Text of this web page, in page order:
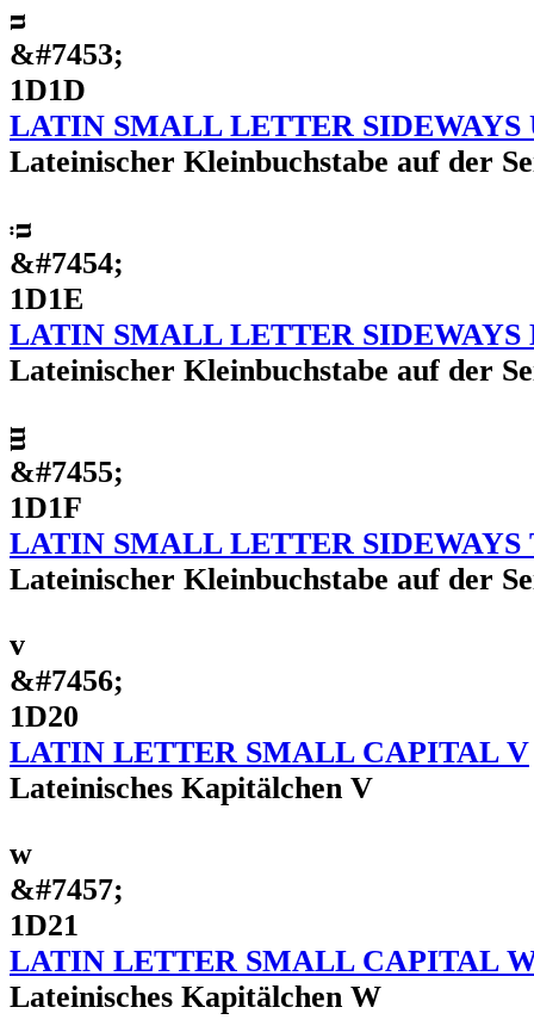
ᴝ
&#7453;
1D1D
LATIN SMALL LETTER SIDEWAYS
Lateinischer Kleinbuchstabe auf der
ᴞ
&#7454;
1D1E
LATIN SMALL LETTER SIDEWAYS
Lateinischer Kleinbuchstabe auf der
ᴟ
&#7455;
1D1F
LATIN SMALL LETTER SIDEWAYS
Lateinischer Kleinbuchstabe auf der
ᴠ
&#7456;
1D20
LATIN LETTER SMALL CAPITAL V
Lateinisches Kapitälchen V
ᴡ
&#7457;
1D21
LATIN LETTER SMALL CAPITAL
Lateinisches Kapitälchen W